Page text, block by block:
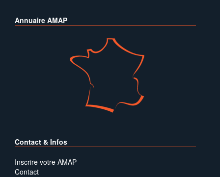
Annuaire AMAP
Contact & Infos
Inscrire votre AMAP
Contact